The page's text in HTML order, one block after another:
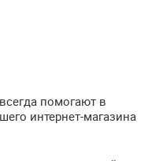
помогают в
интернет-магазина